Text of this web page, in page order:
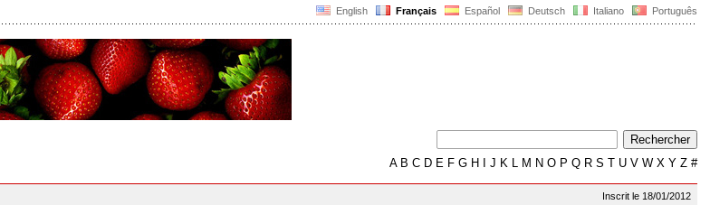
English Français Español Deutsch Italiano Português
AB C D E F G H J K L M N O P Q R S T U V W X Y Z #
Inscrit le 18/01/2012